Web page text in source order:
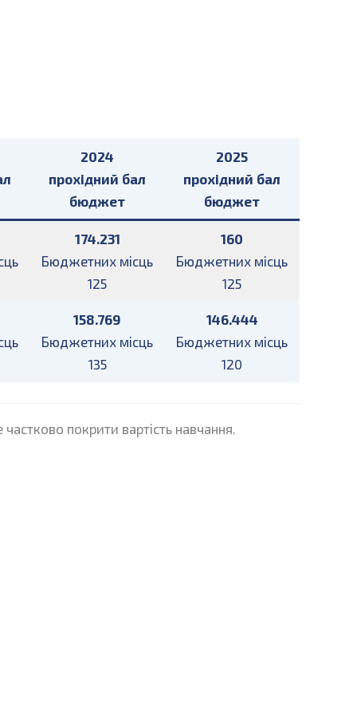
2024
прохідний бал
бюджет
2025
прохідний бал
бюджет
174.231
Бюджетних місць
125
160
Бюджетних місць
125
158.769
Бюджетних місць
135
146.444
Бюджетних місць
120
покрити вартість навчання.